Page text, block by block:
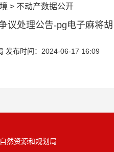
> 不动产数据公开
议处理公告-pg电子麻将胡
发布时间：2024-06-17 16:09
然资源和规划局